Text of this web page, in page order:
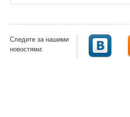
Следите за нашими
новостями: